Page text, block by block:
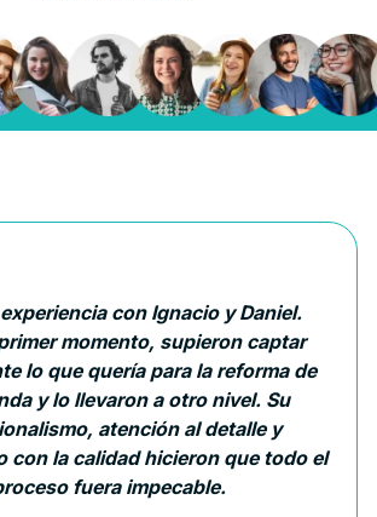
con Ignacio y Daniel.
momento, supieron captar
lo que quería para la reforma de
y lo llevaron a otro nivel. Su
atención al detalle y
con la calidad hicieron que todo el
fuera impecable.